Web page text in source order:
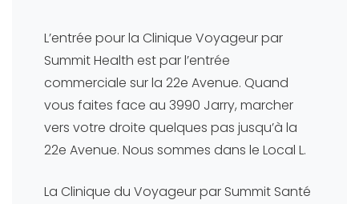
L’entrée pour la Clinique Voyageur par
Summit Health est par l’entrée
commerciale sur la 22e Avenue. Quand
vous faites face au 3990 Jarry, marcher
vers votre droite quelques pas jusqu’à la
22e Avenue. Nous sommes dans le Local L.
La Clinique du Voyageur par Summit Santé